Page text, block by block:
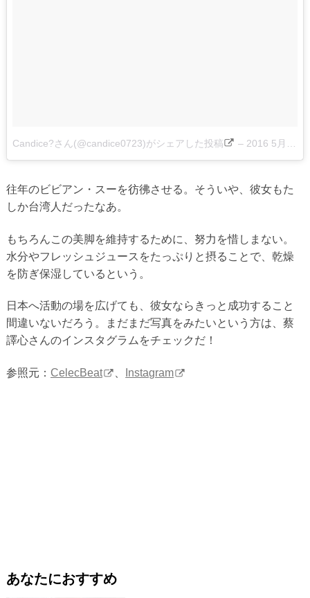
Candice?さん(@candice0723)がシェアした投稿 – 2016 5月 28 2:14午前 PDT
往年のビビアン・スーを彷彿させる。そういや、彼女もた
しか台湾人だったなあ。
もちろんこの美脚を維持するために、努力を惜しまない。
水分やフレッシュジュースをたっぷりと摂ることで、乾燥
を防ぎ保湿しているという。
日本へ活動の場を広げても、彼女ならきっと成功すること
間違いないだろう。まだまだ写真をみたいという方は、蔡
譯心さんのインスタグラムをチェックだ！
参照元： CelecBeat Instagram
あなたにおすすめ